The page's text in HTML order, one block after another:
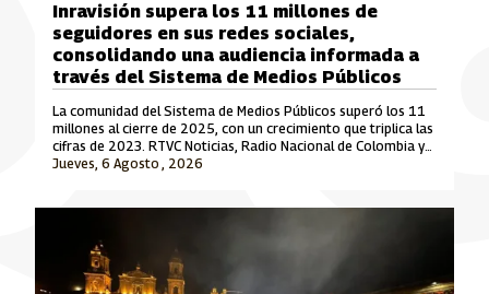
Jueves, 6 Agosto , 2026
Inravisión supera los 11 millones de
seguidores en sus redes sociales,
consolidando una audiencia informada a
través del Sistema de Medios Públicos
La comunidad del Sistema de Medios Públicos superó los 11
millones al cierre de 2025, con un crecimiento que triplica las
cifras de 2023. RTVC Noticias, Radio Nacional de Colombia y
Señal Colombia son las marcas que lideran este crecimiento.